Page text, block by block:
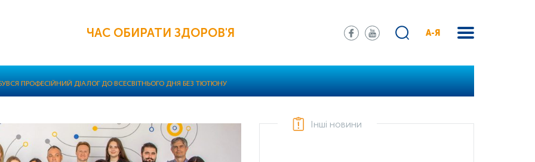
ЧАС ОБИРАТИ ЗДОРОВ'Я А-Я
ПРОФЕСІЙНИЙ ДІАЛОГ ДО ВСЕСВІТНЬОГО ДНЯ БЕЗ ТЮТЮНУ
Інші новини